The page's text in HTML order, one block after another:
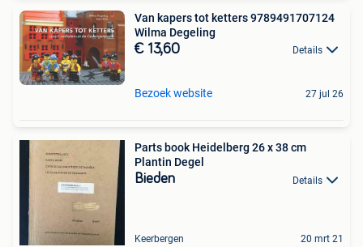
Van kapers tot ketters 9789491707124
Wilma Degeling
€ 13,60 Details
Bezoek website 27 jul 26
Parts book Heidelberg 26 x 38 cm
Plantin Degel
Bieden Details
Keerbergen 20 mrt 21